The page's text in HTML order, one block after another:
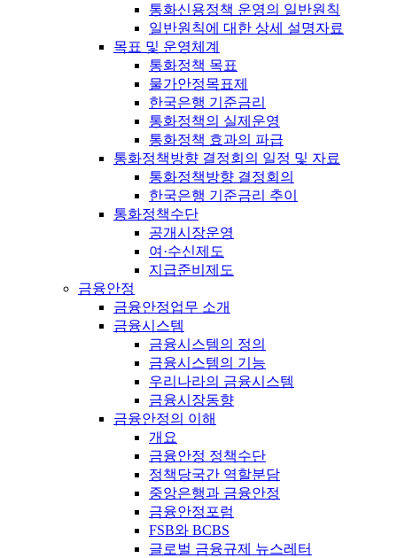
통화신용정책 운영의 일반원칙
일반원칙에 대한 상세 설명자료
목표 및 운영체계
통화정책 목표
물가안정목표제
한국은행 기준금리
통화정책의 실제운영
통화정책 효과의 파급
통화정책방향 결정회의 일정 및 자료
통화정책방향 결정회의
한국은행 기준금리 추이
통화정책수단
공개시장운영
여·수신제도
지급준비제도
금융안정
금융안정업무 소개
금융시스템
금융시스템의 정의
금융시스템의 기능
우리나라의 금융시스템
금융시장동향
금융안정의 이해
개요
금융안정 정책수단
정책당국간 역할분담
중앙은행과 금융안정
금융안정포럼
FSB와 BCBS
글로벌 금융규제 뉴스레터